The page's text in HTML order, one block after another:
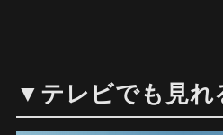
▼テレビでも見れ